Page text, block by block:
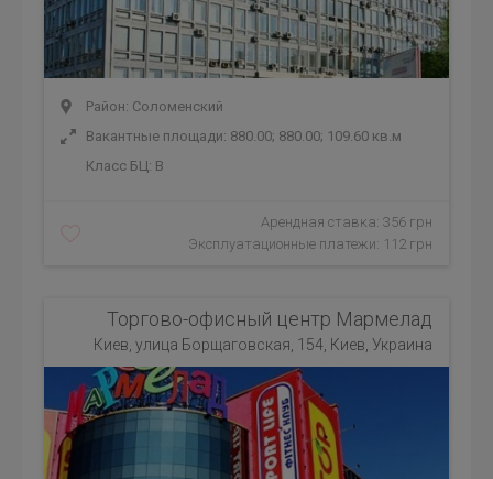
Район: Соломенский
Вакантные площади: 880.00; 880.00; 109.60 кв.м
Класс БЦ: B
Арендная ставка: 356 грн
Эксплуатационные платежи: 112 грн
Торгово-офисный центр Мармелад
Киев, улица Борщаговская, 154, Киев, Украина